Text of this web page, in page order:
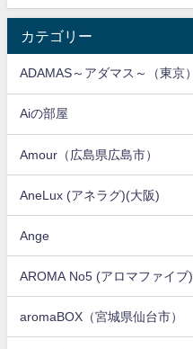
カテゴリー
ADAMAS～アダマス～（東京）
Aiの部屋
Amour（広島県広島市）
AneLux (アネラグ)(大阪)
Ange
AROMA No5 (アロマファイブ)
aromaBOX（宮城県仙台市）